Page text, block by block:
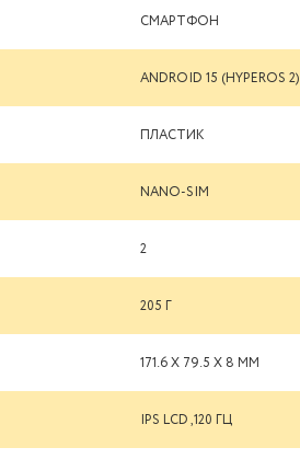
СМАРТФОН
ANDROID 15 (HYPEROS 2)
ПЛАСТИК
NANO-SIM
2
205 Г
171.6 X 79.5 X 8 ММ
IPS LCD ,120 ГЦ